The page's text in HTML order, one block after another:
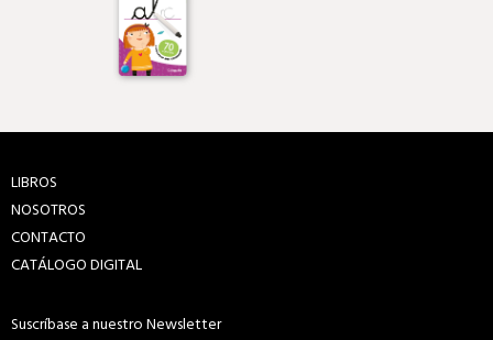
LIBROS
NOSOTROS
CONTACTO
CATÁLOGO DIGITAL
Suscríbase a nuestro Newsletter